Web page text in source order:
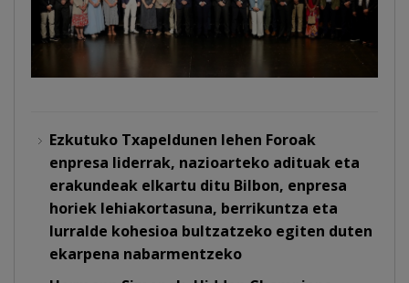
Ezkutuko Txapeldunen lehen Foroak
enpresa liderrak, nazioarteko adituak eta
erakundeak elkartu ditu Bilbon, enpresa
horiek lehiakortasuna, berrikuntza eta
lurralde kohesioa bultzatzeko egiten duten
ekarpena nabarmentzeko